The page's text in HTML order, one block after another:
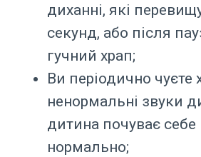
диханні, які
секунд, або після
гучний храп;
Ви періодично чуєте
ненормальні звуки
дитина почуває себе
нормально;